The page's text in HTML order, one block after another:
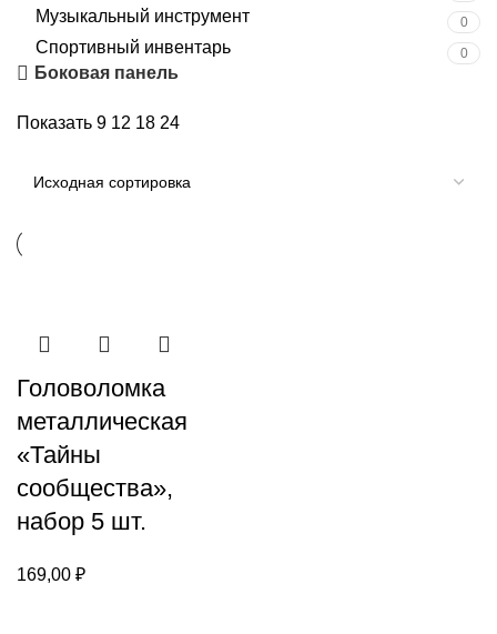
Музыкальный инструмент 0
Спортивный инвентарь 0
Боковая панель
Показать 9 12 18 24
Головоломка
металлическая
«Тайны
сообщества»,
набор 5 шт.
169,00 ₽